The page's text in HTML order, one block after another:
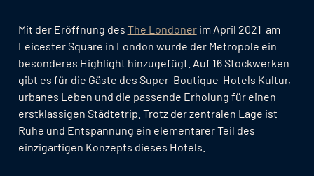
Mit der Eröffnung des The Londonerim April 2021 am
Leicester Square in London wurde der Metropole ein
besonderes Highlight hinzugefügt. Auf 16 Stockwerken
gibt es für die Gäste des Super-Boutique-Hotels Kultur,
urbanes Leben und die passende Erholung für einen
erstklassigen Städtetrip. Trotz der zentralen Lage ist
Ruhe und Entspannung ein elementarer Teil des
einzigartigen Konzepts dieses Hotels.